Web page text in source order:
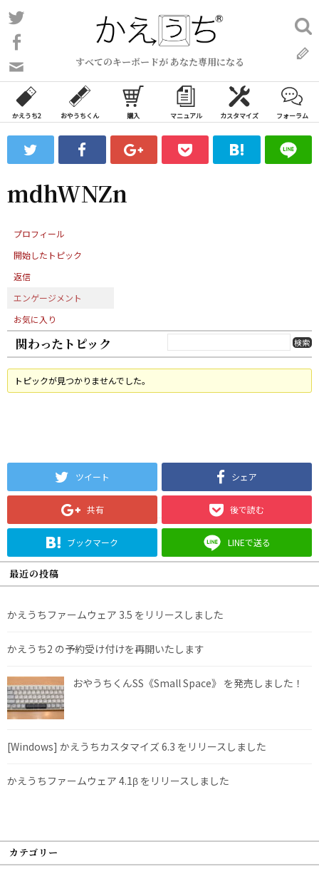
コ
ン
ン
ツ
ス
ッ
すべてのキーボードが あなた専用になる
い
合
わ
フ
ォ
ム
検
索:
かえうち2 おやうちくん 購入 マニュアル カスタマイズ フォーラム
mdhWNZn
プロフィール
開始したトピック
返信
エンゲージメント
お気に入り
関わったトピック
トピックが見つかりませんでした。
ツイート シェア
共有 後で読む
ブックマーク LINEで送る
最近の投稿
かえうちファームウェア 3.5 をリリースしました
かえうち2 の予約受け付けを再開いたします
おやうちくんSS《Small Space》 を発売しました！
[Windows] かえうちカスタマイズ 6.3 をリリースしました
かえうちファームウェア 4.1β をリリースしました
カテゴリー